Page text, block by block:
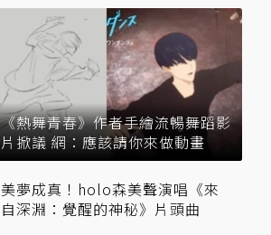
《熱舞青春》作者手繪流暢舞蹈影
片掀議 網：應該請你來做動畫
美夢成真！holo森美聲演唱《來
自深淵：覺醒的神秘》片頭曲